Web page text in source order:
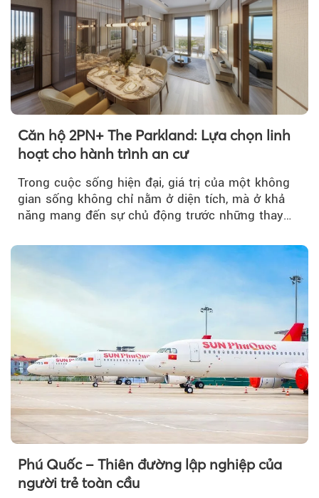
Căn hộ 2PN+ The Parkland: Lựa chọn linh
hoạt cho hành trình an cư
Trong cuộc sống hiện đại, giá trị của một không
gian sống không chỉ nằm ở diện tích, mà ở khả
năng mang đến sự chủ động trước những thay
Phú Quốc – Thiên đường lập nghiệp của
người trẻ toàn cầu